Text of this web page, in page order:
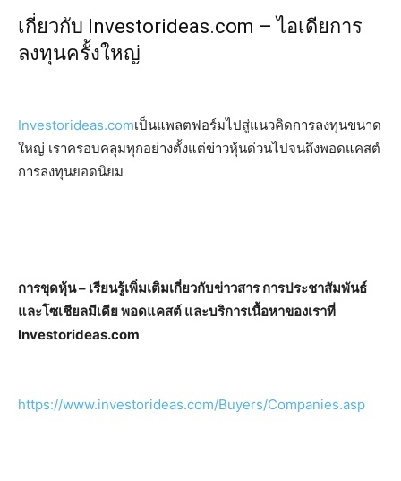
เกี่ยวกับ Investorideas.com – ไอเดียการ
ลงทุนครั้งใหญ่
Investorideas.comเป็นแพลตฟอร์มไปสู่แนวคิดการลงทุนขนาด
ใหญ่ เราครอบคลุมทุกอย่างตั้งแต่ข่าวหุ้นด่วนไปจนถึงพอดแคสต์
การลงทุนยอดนิยม
การขุดหุ้น – เรียนรู้เพิ่มเติมเกี่ยวกับข่าวสาร การประชาสัมพันธ์
และโซเชียลมีเดีย พอดแคสต์ และบริการเนื้อหาของเราที่
Investorideas.com
https://www.investorideas.com/Buyers/Companies.asp